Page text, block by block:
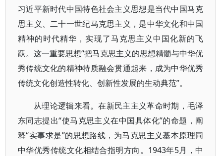
习近平新时代中国特色社会主义思想是当代中国马克
思主义、二十一世纪马克思主义，是中华文化和中国
精神的时代精华，实现了马克思主义中国化新的飞
跃。这一重要思想“把马克思主义的思想精髓与中华优
秀传统文化的精神特质融会贯通起来，成为中华优秀
传统文化创造性转化、创新性发展的生动典范”。
从理论逻辑来看。在新民主主义革命时期，毛泽
东同志提出“使马克思主义在中国具体化”的命题，阐
释“实事求是”的思想路线，为马克思主义基本原理同
中华优秀传统文化相结合指明方向。1943年5月，中